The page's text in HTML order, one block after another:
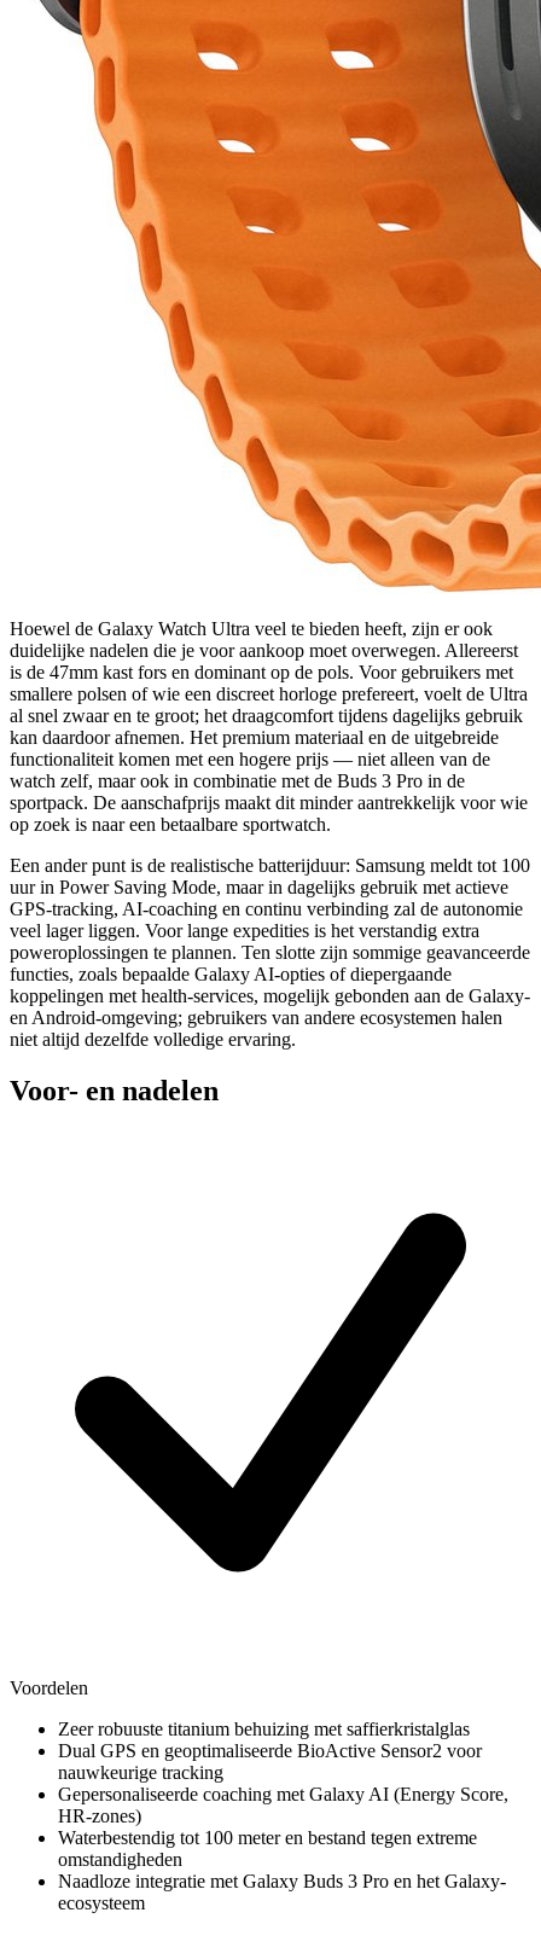
Hoewel de Galaxy Watch Ultra veel te bieden heeft, zijn er ook
duidelijke nadelen die je voor aankoop moet overwegen. Allereerst
is de 47mm kast fors en dominant op de pols. Voor gebruikers met
smallere polsen of wie een discreet horloge prefereert, voelt de Ultra
al snel zwaar en te groot; het draagcomfort tijdens dagelijks gebruik
kan daardoor afnemen. Het premium materiaal en de uitgebreide
functionaliteit komen met een hogere prijs — niet alleen van de
watch zelf, maar ook in combinatie met de Buds 3 Pro in de
sportpack. De aanschafprijs maakt dit minder aantrekkelijk voor wie
op zoek is naar een betaalbare sportwatch.
Een ander punt is de realistische batterijduur: Samsung meldt tot 100
uur in Power Saving Mode, maar in dagelijks gebruik met actieve
GPS-tracking, AI-coaching en continu verbinding zal de autonomie
veel lager liggen. Voor lange expedities is het verstandig extra
poweroplossingen te plannen. Ten slotte zijn sommige geavanceerde
functies, zoals bepaalde Galaxy AI-opties of diepergaande
koppelingen met health-services, mogelijk gebonden aan de Galaxy-
en Android-omgeving; gebruikers van andere ecosystemen halen
niet altijd dezelfde volledige ervaring.
Voor- en nadelen
Voordelen
Zeer robuuste titanium behuizing met saffierkristalglas
Dual GPS en geoptimaliseerde BioActive Sensor2 voor
nauwkeurige tracking
Gepersonaliseerde coaching met Galaxy AI (Energy Score,
HR-zones)
Waterbestendig tot 100 meter en bestand tegen extreme
omstandigheden
Naadloze integratie met Galaxy Buds 3 Pro en het Galaxy-
ecosysteem